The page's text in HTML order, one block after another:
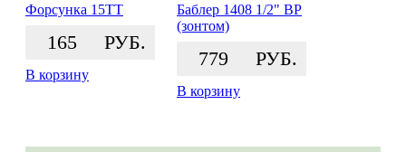
Форсунка 15TT
165 РУБ.
В корзину
Баблер 1408 1/2" BP
(зонтом)
779 РУБ.
В корзину